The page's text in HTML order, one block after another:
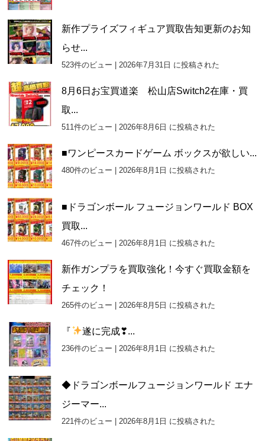
新作プライズフィギュア買取告知更新のお知
らせ...
523件のビュー | 2026年7月31日 に投稿された
8月6日お宝買道楽 松山店Switch2在庫・買
取...
511件のビュー | 2026年8月6日 に投稿された
■ワンピースカードゲーム ボックスが欲しい...
480件のビュー | 2026年8月1日 に投稿された
■ドラゴンボール フュージョンワールド BOX
買取...
467件のビュー | 2026年8月1日 に投稿された
新作ガンプラを買取強化！今すぐ買取金額を
チェック！
265件のビュー | 2026年8月5日 に投稿された
『 遂に完成❣...
236件のビュー | 2026年8月1日 に投稿された
◆ドラゴンボールフュージョンワールド エナ
ジーマー...
221件のビュー | 2026年8月1日 に投稿された